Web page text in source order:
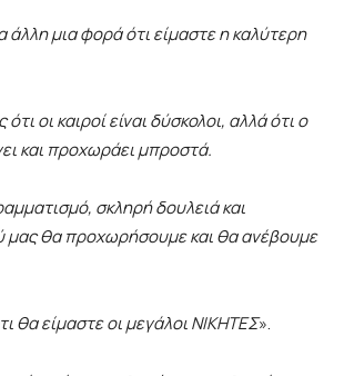
άλλη μια φορά ότι είμαστε η καλύτερη
οι καιροί είναι δύσκολοι, αλλά ότι ο
και προχωράει μπροστά.
σκληρή δουλειά και
μας θα προχωρήσουμε και θα ανέβουμε
θα είμαστε οι μεγάλοι ΝΙΚΗΤΕΣ».